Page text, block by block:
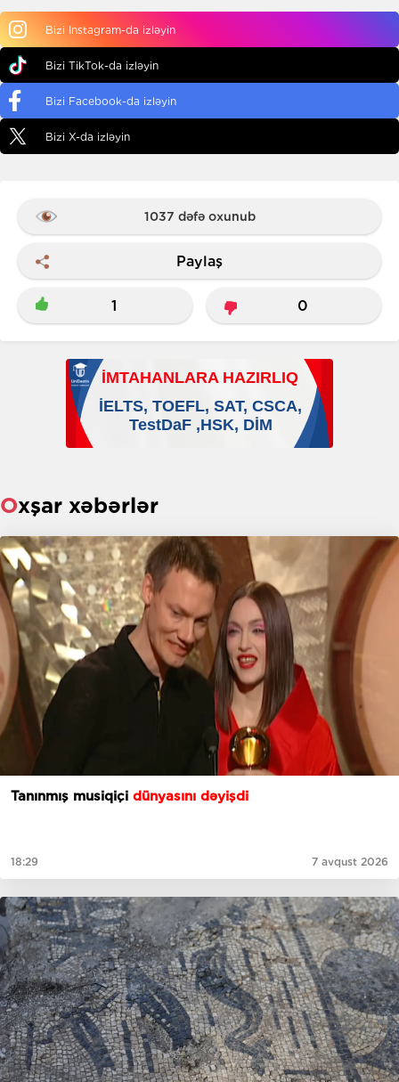
Bizi Instagram-da izləyin
Bizi TikTok-da izləyin
Bizi Facebook-da izləyin
Bizi X-da izləyin
1037 dəfə oxunub
Paylaş
1 0
Oxşar xəbərlər
Tanınmış musiqiçi dünyasını dəyişdi
18:29 7 avqust 2026